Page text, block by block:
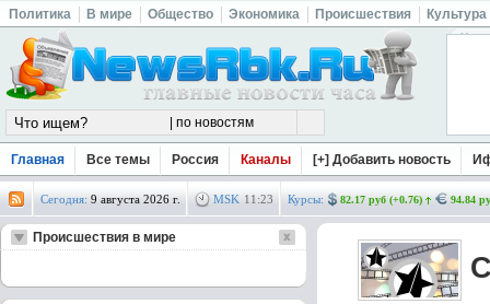
Политика В мире Общество Экономика Происшествия Культура
Главная Все темы Россия Каналы [+] Добавить новость
Сегодня: 9 августа 2026 г. MSK 11 :23 Курсы: 82.17 руб (+0.76) 94.84
Происшествия в мире